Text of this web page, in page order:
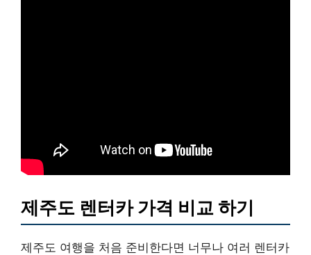
제주도 렌터카 가격 비교 하기
제주도 여행을 처음 준비한다면 너무나 여러 렌터카